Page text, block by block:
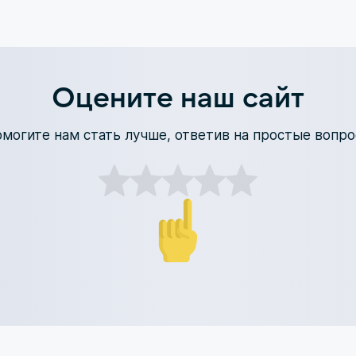
Оцените наш сайт
нам стать лучше, ответив на простые